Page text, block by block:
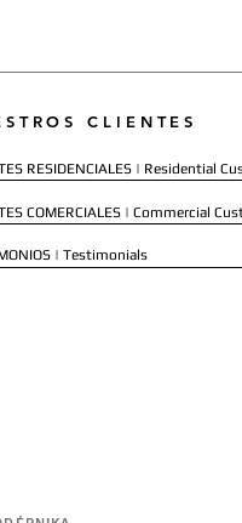
CLIENTES
RESIDENCIALES | Residential
COMERCIALES | Commercial
| Testimonials